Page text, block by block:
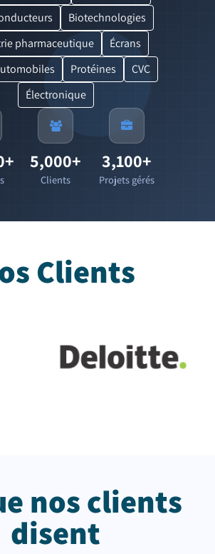
Biotechnologies
pharmaceutique
Écrans
Protéines
CVC
Électronique
5,000+
Clients
3,100+
Projets gérés
Clients
nos clients
disent